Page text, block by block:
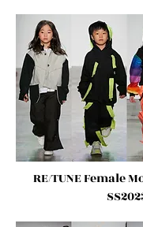
RE/TUNE Female